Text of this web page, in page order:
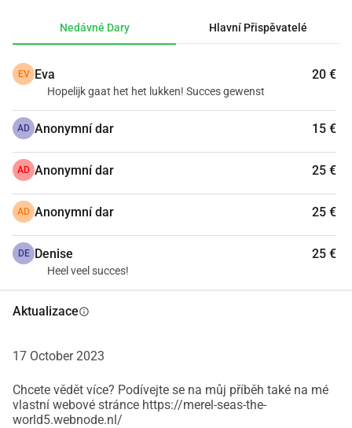
Abych toto mohl/a uskutečnit, budu mít vaši pomoc velmi
potřebnou.
Nyní je otázka, zda mi chcete pomoci?
Každý dar, malý nebo velký, přiblíží mému snu o kousek
blíže.
Předem děkuji za vaši pomoc!
Merel
Nedávné Dary Hlavní Přispěvatelé
EV Eva 20 €
Hopelijk gaat het het lukken! Succes gewenst
AD Anonymní dar 15 €
AD Anonymní dar 25 €
AD Anonymní dar 25 €
DE Denise 25 €
Heel veel succes!
Aktualizaceinfo
17 October 2023
Chcete vědět více? Podívejte se na můj příběh také na mé
vlastní webové stránce https://merel-seas-the-
world5.webnode.nl/